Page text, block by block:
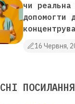
чи
допомогти
16 Червня,
ПОСИЛАННЯ